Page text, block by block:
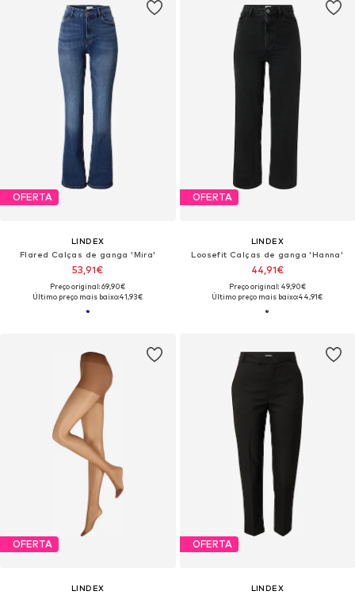
OFERTA
LINDEX
Flared Calças de ganga 'Mira'
53,91€
Preço original: 69,90€
Último preço mais baixo:41,93€
OFERTA
LINDEX
Loosefit Calças de ganga 'Hanna'
44,91€
Preço original: 49,90€
Último preço mais baixo:44,91€
OFERTA
LINDEX
OFERTA
LINDEX